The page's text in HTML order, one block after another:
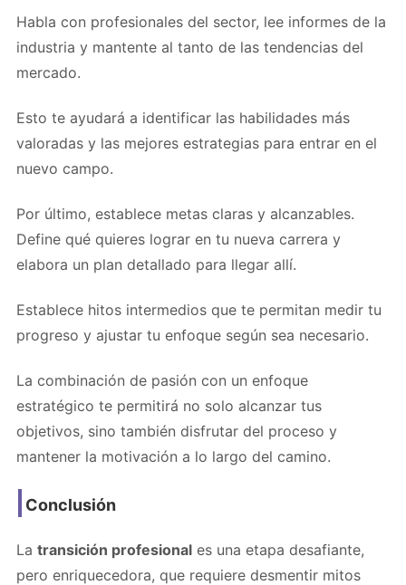
Habla con profesionales del sector, lee informes de la
industria y mantente al tanto de las tendencias del
mercado.
Esto te ayudará a identificar las habilidades más
valoradas y las mejores estrategias para entrar en el
nuevo campo.
Por último, establece metas claras y alcanzables.
Define qué quieres lograr en tu nueva carrera y
elabora un plan detallado para llegar allí.
Establece hitos intermedios que te permitan medir tu
progreso y ajustar tu enfoque según sea necesario.
La combinación de pasión con un enfoque
estratégico te permitirá no solo alcanzar tus
objetivos, sino también disfrutar del proceso y
mantener la motivación a lo largo del camino.
Conclusión
La transición profesional es una etapa desafiante,
pero enriquecedora, que requiere desmentir mitos